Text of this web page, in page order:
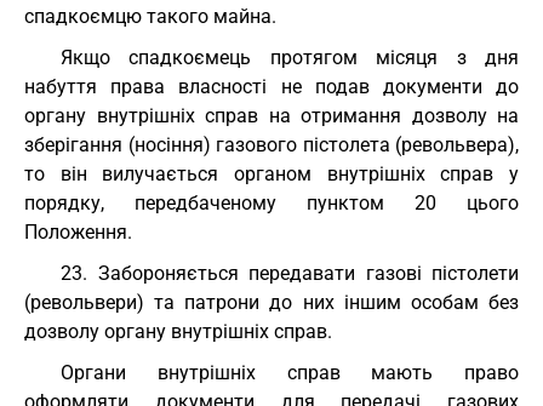
спадкоємцю такого майна.
Якщо спадкоємець протягом місяця з дня
набуття права власності не подав документи до
органу внутрішніх справ на отримання дозволу на
зберігання (носіння) газового пістолета (револьвера),
то він вилучається органом внутрішніх справ у
порядку, передбаченому пунктом 20 цього
Положення.
23. Забороняється передавати газові пістолети
(револьвери) та патрони до них іншим особам без
дозволу органу внутрішніх справ.
Органи внутрішніх справ мають право